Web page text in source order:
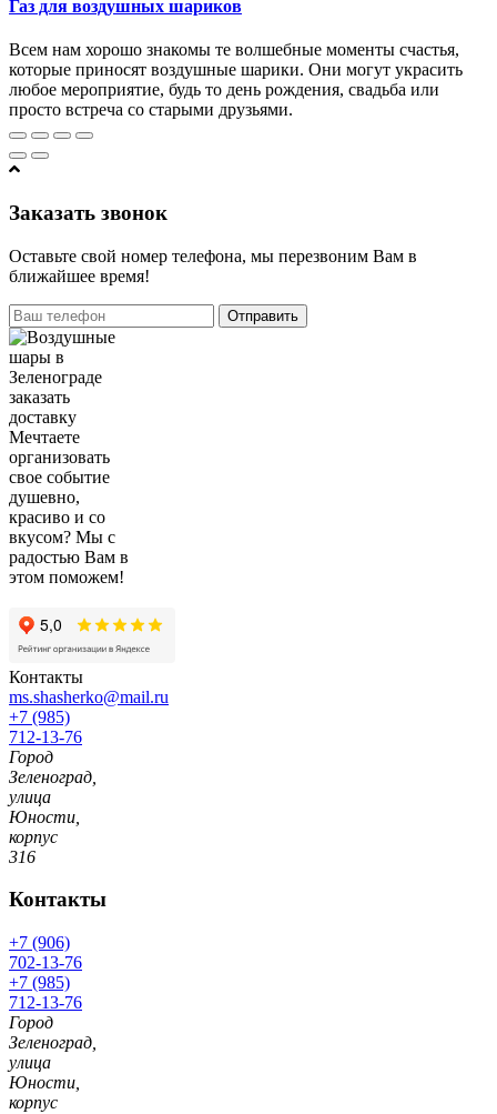
Газ для воздушных шариков
Всем нам хорошо знакомы те волшебные моменты счастья,
которые приносят воздушные шарики. Они могут украсить
любое мероприятие, будь то день рождения, свадьба или
просто встреча со старыми друзьями.
Заказать звонок
Оставьте свой номер телефона, мы перезвоним Вам в
ближайшее время!
Отправить
Мечтаете
организовать
свое событие
душевно,
красиво и со
вкусом? Мы с
радостью Вам в
этом поможем!
Контакты
ms.shasherko@mail.ru
+7 (985)
712-13-76
Город
Зеленоград,
улица
Юности,
корпус
316
Контакты
+7 (906)
702-13-76
+7 (985)
712-13-76
Город
Зеленоград,
улица
Юности,
корпус